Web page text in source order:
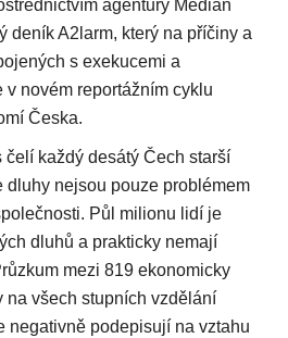
agentury Median
deník A2larm, který na příčiny a
s exekucemi a
novém reportážním cyklu
Česka.
čelí každý desátý Čech starší
dluhy nejsou pouze problémem
Půl milionu lidí je
dluhů a prakticky nemají
mezi 819 ekonomicky
na všech stupních vzdělání
negativně podepisují na vztahu